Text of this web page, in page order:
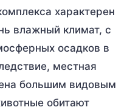
характерен
влажный климат, с
осадков в
местная
большим видовым
обитают